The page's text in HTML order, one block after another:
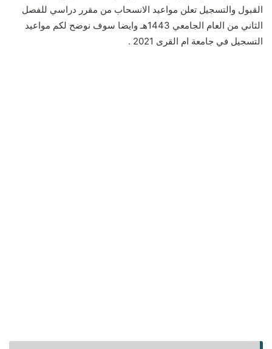
القبول والتسجيل تعلن مواعيد الانسحاب من مقرر دراسي للفصل
الثاني من العام الجامعي 1443هـ وايضا سوف نوضح لكم مواعيد
التسجيل في جامعة ام القرى 2021 .